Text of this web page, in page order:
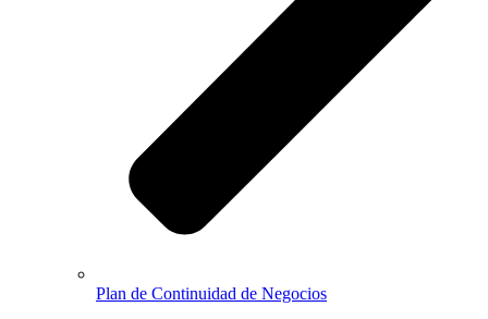
Plan de Continuidad de Negocios